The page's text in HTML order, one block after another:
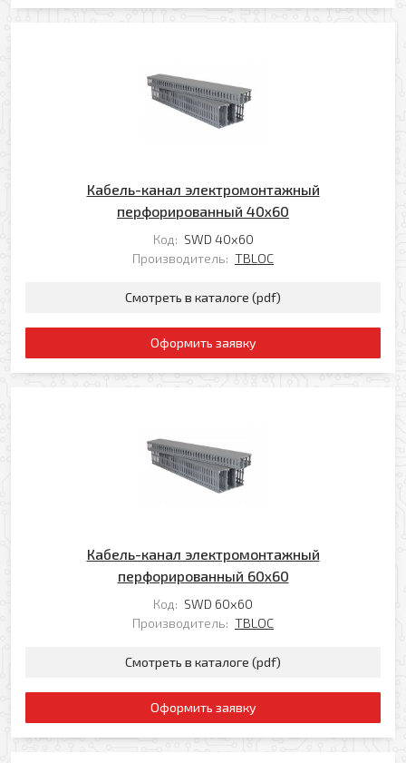
Кабель-канал электромонтажный
перфорированный 40х60
Код: SWD 40х60
Производитель: TBLOC
Смотреть в каталоге (pdf)
Оформить заявку
Кабель-канал электромонтажный
перфорированный 60х60
Код: SWD 60х60
Производитель: TBLOC
Смотреть в каталоге (pdf)
Оформить заявку
Политикой обработки персональных данных
* — поля, обязательные для заполнения
Ваш e-mail
Комментарий к заказу
Согласен(-на) на получение рассылки
Политикой обработки персональных данных
* — поля, обязательные для заполнения